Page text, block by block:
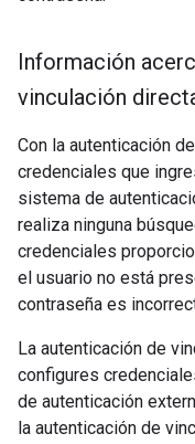
Información
vinculación
Con la autenticación
credenciales que
sistema de
realiza ninguna
credenciales
el usuario no está
contraseña es
La autenticación de
configures
de autenticación
la autenticación de